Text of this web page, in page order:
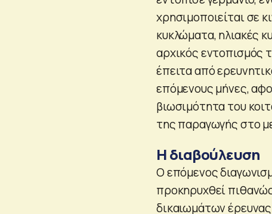
χρησιμοποιείται σε
κυκλώματα, ηλιακές
αρχικός εντοπισμός
έπειτα από
επόμενους μήνες,
βιωσιμότητα του
της παραγωγής στο
Η διαβούλευση
Ο επόμενος
προκηρυχθεί
δικαιωμάτων έρευνας